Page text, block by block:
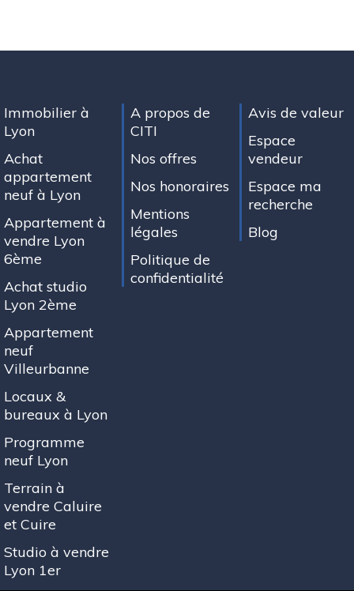
Immobilier à
Lyon
Achat
appartement
neuf à Lyon
Appartement à
vendre Lyon
6ème
Achat studio
Lyon 2ème
Appartement
neuf
Villeurbanne
Locaux &
bureaux à Lyon
Programme
neuf Lyon
Terrain à
vendre Caluire
et Cuire
Studio à vendre
Lyon 1er
A propos de
CITI
Nos offres
Nos honoraires
Mentions
légales
Politique de
confidentialité
Avis de valeur
Espace
vendeur
Espace ma
recherche
Blog